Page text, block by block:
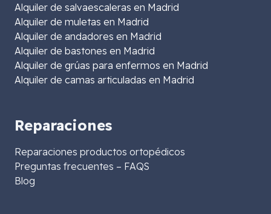
Alquiler de salvaescaleras en Madrid
Alquiler de muletas en Madrid
Alquiler de andadores en Madrid
Alquiler de bastones en Madrid
Alquiler de grúas para enfermos en Madrid
Alquiler de camas articuladas en Madrid
Reparaciones
Reparaciones productos ortopédicos
Preguntas frecuentes – FAQS
Blog